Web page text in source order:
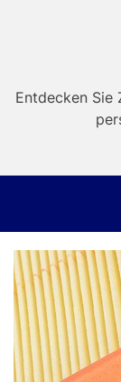
Entdecken Sie